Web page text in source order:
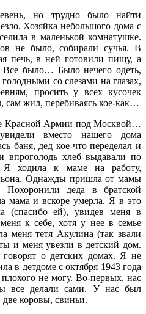
но трудно было найти
Хозяйка небольшого дома с
в маленькой комнатушке.
не было, собирали сучья. В
печь, в ней готовили пищу, а
было… Было нечего одеть,
со слезами на глазах,
просить у всех кусочек
сам жил, перебиваясь кое-как…
Красной Армии под Москвой…
вместо нашего дома
баня, дед кое-что переделал и
хлеб выдавали по
ходила к маме на работу,
Однажды пришла от мамы
Похоронили деда в братской
мама и вскоре умерла. Я в это
(спасибо ей), увидев меня в
к себе, хотя у нее в семье
меня тетя Акулина (так звали
и меня увезли в детский дом.
о детских домах. Я не
в детдоме с октября 1943 года
плохого не могу. Во-первых, нас
все делали сами. У нас был
коровы, свиньи.